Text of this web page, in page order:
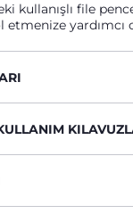
kullanışlı file
yardımcı